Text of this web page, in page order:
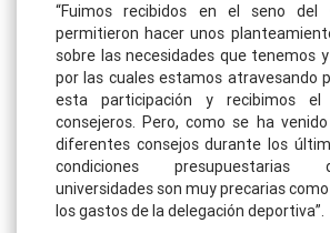
“Fuimos recibidos en el seno del
permitieron hacer unos
sobre las necesidades que tenemos
por las cuales estamos atravesando
esta participación y recibimos
consejeros. Pero, como se ha
diferentes consejos durante los
condiciones
universidades son muy precarias
los gastos de la delegación deportiva”.